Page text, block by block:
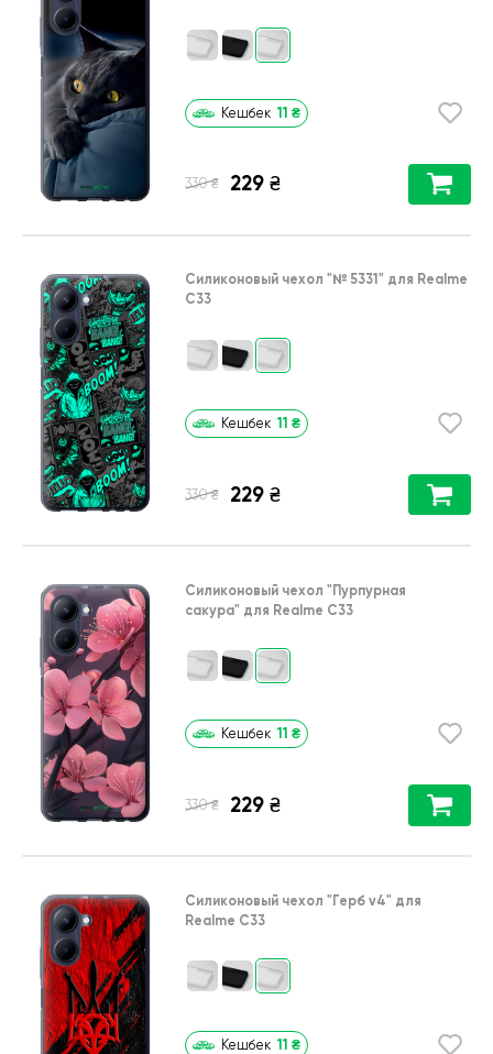
Кешбек 11 ₴
330 ₴ 229 ₴
Силиконовый чехол "№ 5331" для Realme
C33
Кешбек 11 ₴
330 ₴ 229 ₴
Силиконовый чехол "Пурпурная
сакура" для Realme C33
Кешбек 11 ₴
330 ₴ 229 ₴
Силиконовый чехол "Герб v4" для
Realme C33
Кешбек 11 ₴